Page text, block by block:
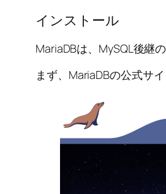
インストール
MariaDBは、MySQL後継
まず、MariaDBの公式サ